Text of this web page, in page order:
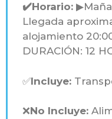
✔️Horario:
Llegada
alojamiento
DURACIÓN: 12
✅Incluye:
❌No Incluye: